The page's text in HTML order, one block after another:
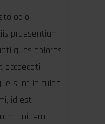
odio
praesentium
quos dolores
occaecati
sunt in culpa
id est
quidem